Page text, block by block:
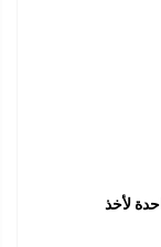
لأخذ